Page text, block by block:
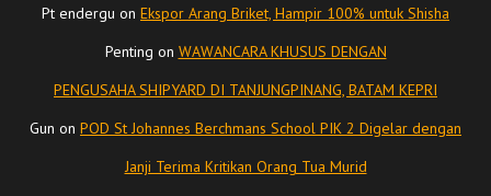
Pt endergu on Ekspor Arang Briket, Hampir 100% untuk Shisha
Penting on WAWANCARA KHUSUS DENGAN
PENGUSAHA SHIPYARD DI TANJUNGPINANG, BATAM KEPRI
Gun on POD St Johannes Berchmans School PIK 2 Digelar dengan
Janji Terima Kritikan Orang Tua Murid